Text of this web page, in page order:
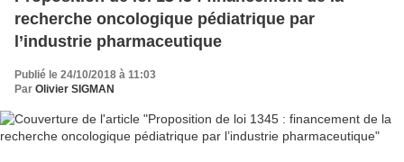
recherche oncologique pédiatrique par
l’industrie pharmaceutique
Publié le 24/10/2018 à 11:03
Par Olivier SIGMAN